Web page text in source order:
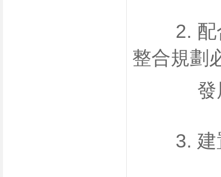
2. 配合
整合規劃
發展
3. 建置